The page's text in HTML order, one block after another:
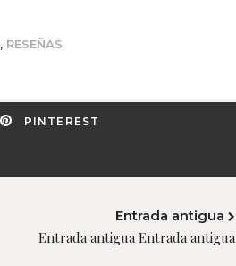
, RESEÑAS
PINTEREST
Entrada antigua
Entrada antigua Entrada antigua